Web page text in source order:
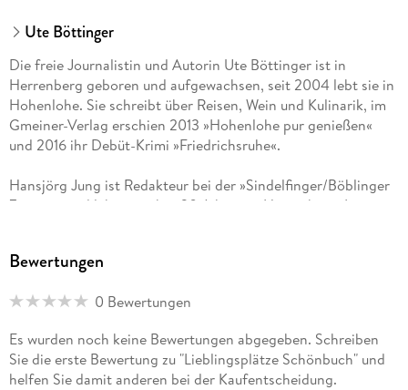
Ute Böttinger
Die freie Journalistin und Autorin Ute Böttinger ist in
Herrenberg geboren und aufgewachsen, seit 2004 lebt sie in
Hohenlohe. Sie schreibt über Reisen, Wein und Kulinarik, im
Gmeiner-Verlag erschien 2013 »Hohenlohe pur genießen«
und 2016 ihr Debüt-Krimi »Friedrichsruhe«.
Hansjörg Jung ist Redakteur bei der »Sindelfinger/Böblinger
Zeitung« und lebt seit über 30 Jahren in Herrenberg. In seiner
Verlag erschien 2019 »Weine, Winzer, Württemberg«.
Bewertungen
0 Bewertungen
Es wurden noch keine Bewertungen abgegeben. Schreiben
Sie die erste Bewertung zu "Lieblingsplätze Schönbuch" und
helfen Sie damit anderen bei der Kaufentscheidung.